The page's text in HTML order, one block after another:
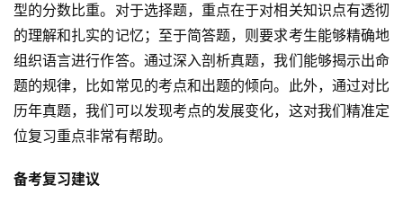
型的分数比重。对于选择题，重点在于对相关知识点有透彻
的理解和扎实的记忆；至于简答题，则要求考生能够精确地
组织语言进行作答。通过深入剖析真题，我们能够揭示出命
题的规律，比如常见的考点和出题的倾向。此外，通过对比
历年真题，我们可以发现考点的发展变化，这对我们精准定
位复习重点非常有帮助。
备考复习建议